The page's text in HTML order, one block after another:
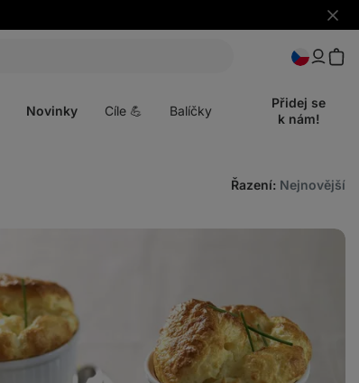
Skrýt
Novinky Cíle 💪 Balíčky
Přidej se
k nám!
Řazení: Nejnovější